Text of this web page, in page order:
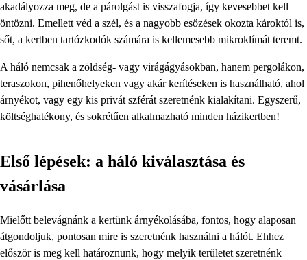
akadályozza meg, de a párolgást is visszafogja, így kevesebbet kell
öntözni. Emellett véd a szél, és a nagyobb esőzések okozta károktól is,
sőt, a kertben tartózkodók számára is kellemesebb mikroklímát teremt.
A háló nemcsak a zöldség- vagy virágágyásokban, hanem pergolákon,
teraszokon, pihenőhelyeken vagy akár kerítéseken is használható, ahol
árnyékot, vagy egy kis privát szférát szeretnénk kialakítani. Egyszerű,
költséghatékony, és sokrétűen alkalmazható minden házikertben!
Első lépések: a háló kiválasztása és
vásárlása
Mielőtt belevágnánk a kertünk árnyékolásába, fontos, hogy alaposan
átgondoljuk, pontosan mire is szeretnénk használni a hálót. Ehhez
először is meg kell határoznunk, hogy melyik területet szeretnénk